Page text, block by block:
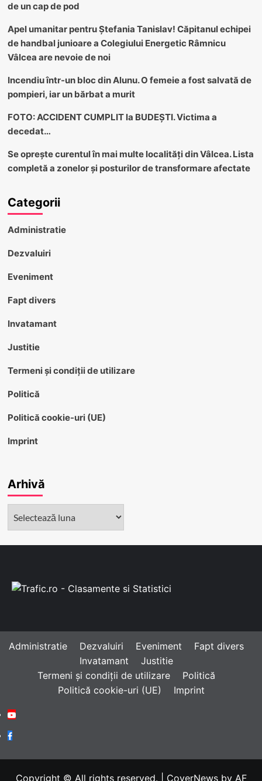
de un cap de pod
Apel umanitar pentru Ștefania Tanislav! Căpitanul echipei
de handbal junioare a Colegiului Energetic Râmnicu
Vâlcea are nevoie de noi
Incendiu într-un bloc din Alunu. O femeie a fost salvată de
pompieri, iar un bărbat a murit
FOTO: ACCIDENT CUMPLIT la BUDEȘTI. Victima a
decedat…
Se oprește curentul în mai multe localități din Vâlcea. Lista
completă a zonelor și posturilor de transformare afectate
Categorii
Administratie
Dezvaluiri
Eveniment
Fapt divers
Invatamant
Justitie
Termeni și condiții de utilizare
Politică
Politică cookie-uri (UE)
Imprint
Arhivă
Administratie Dezvaluiri Eveniment
Fapt divers
Invatamant
Justitie
Termeni și condiții de utilizare
Politică
Politică cookie-uri (UE)
Imprint
Youtube
Facebook
Copyright © All rights reserved. CoverNewsby AF